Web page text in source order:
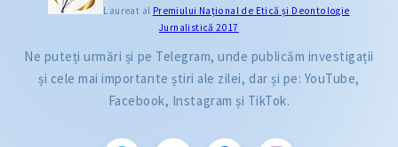
Laureat al Premiului Naţional de Etică și Deontologie
Jurnalistică 2017
Ne puteți urmări și pe Telegram, unde publicăm investigații
și cele mai importante știri ale zilei, dar și pe: YouTube,
Facebook, Instagram și TikTok.